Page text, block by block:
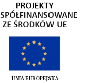
Gospodarka niskoemisyjna